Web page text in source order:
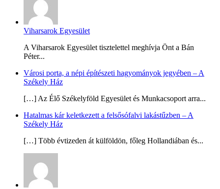
Viharsarok Egyesület
A Viharsarok Egyesület tisztelettel meghívja Önt a Bán
Péter...
Városi porta, a népi építészeti hagyományok jegyében – A
Székely Ház
[…] Az Élő Székelyföld Egyesület és Munkacsoport arra...
Hatalmas kár keletkezett a felsősófalvi lakástűzben – A
Székely Ház
[…] Több évtizeden át külföldön, főleg Hollandiában és...